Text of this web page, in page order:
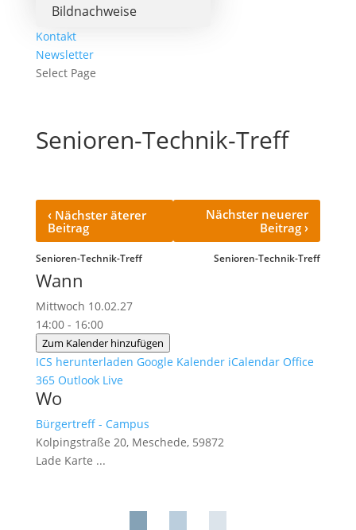
Bildnachweise
Kontakt
Newsletter
Select Page
Senioren-Technik-Treff
‹Nächster äterer
Beitrag
Senioren-Technik-Treff
Nächster neuerer
Beitrag›
Senioren-Technik-Treff
Wann
Mittwoch 10.02.27
14:00 - 16:00
Zum Kalender hinzufügen
ICS herunterladen Google Kalender iCalendar Office
365 Outlook Live
Wo
Bürgertreff - Campus
Kolpingstraße 20, Meschede, 59872
Lade Karte ...